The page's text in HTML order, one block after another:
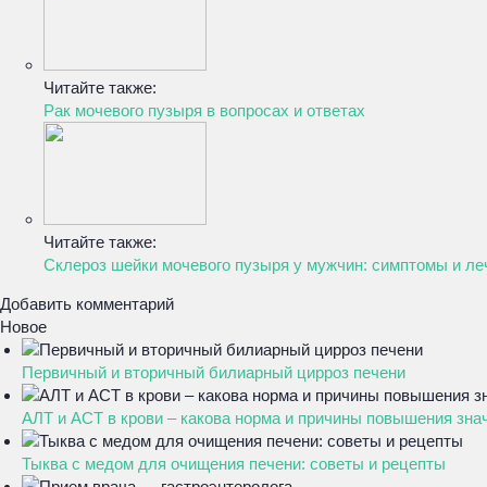
Читайте также:
Рак мочевого пузыря в вопросах и ответах
Читайте также:
Склероз шейки мочевого пузыря у мужчин: симптомы и
Добавить комментарий
Новое
Первичный и вторичный билиарный цирроз печени
АЛТ и АСТ в крови – какова норма и причины повышения
Тыква с медом для очищения печени: советы и рецепты